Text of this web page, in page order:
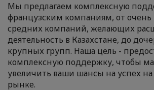
Мы предлагаем комплексную
французским компаниям, от
средних компаний, желающих
деятельность в Казахстане, до
крупных групп. Наша цель -
комплексную поддержку, чтобы
увеличить ваши шансы на успех на
рынке.